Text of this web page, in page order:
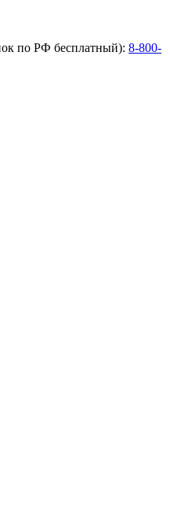
по РФ бесплатный): 8-800-